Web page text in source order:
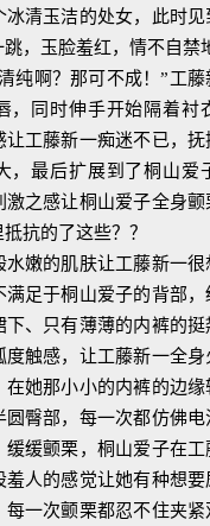
冰清玉洁的处女，此时
，玉脸羞红，情不自禁
啊？那可不成！”工藤
，同时伸手开始隔着衬
让工藤新一痴迷不已，
，最后扩展到了桐山爱
激之感让桐山爱子全身
抗的了这些？？
的肌肤让工藤新一很
满足于桐山爱子的背部
、只有薄薄的内裤的挺
度触感，让工藤新一全
在她那小小的内裤的边
圆臀部，每一次都仿佛
缓缓颤栗，桐山爱子在
人的感觉让她有种想
每一次颤栗都忍不住夹